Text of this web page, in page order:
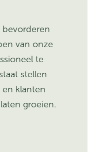
van onze
te
stellen
klanten
groeien.